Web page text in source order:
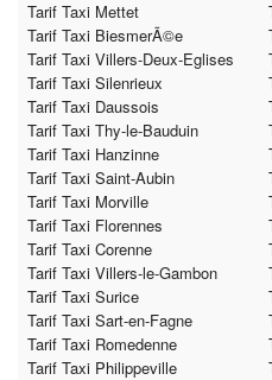
Tarif Taxi Mettet
Tarif Taxi BiesmerÃ©e
Tarif Taxi Villers-Deux-Eglises
Tarif Taxi Silenrieux
Tarif Taxi Daussois
Tarif Taxi Thy-le-Bauduin
Tarif Taxi Hanzinne
Tarif Taxi Saint-Aubin
Tarif Taxi Morville
Tarif Taxi Florennes
Tarif Taxi Corenne
Tarif Taxi Villers-le-Gambon
Tarif Taxi Surice
Tarif Taxi Sart-en-Fagne
Tarif Taxi Romedenne
Tarif Taxi Philippeville